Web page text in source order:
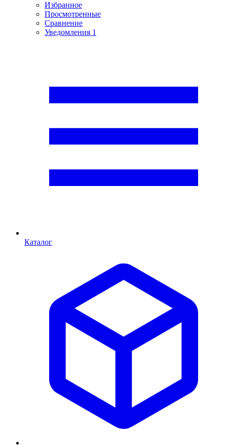
Избранное
Просмотренные
Сравнение
Уведомления 1
Каталог